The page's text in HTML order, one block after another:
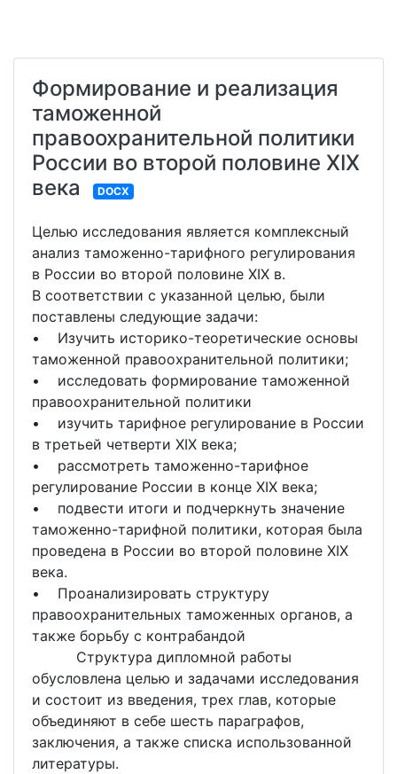
Формирование и реализация
таможенной
правоохранительной политики
России во второй половине XIX
века
DOCX
Целью исследования является комплексный
анализ таможенно-тарифного регулирования
в России во второй половине XIX в.
В соответствии с указанной целью, были
поставлены следующие задачи:
• Изучить историко-теоретические основы
таможенной правоохранительной политики;
• исследовать формирование таможенной
правоохранительной политики
• изучить тарифное регулирование в России
в третьей четверти XIX века;
• рассмотреть таможенно-тарифное
регулирование России в конце XIX века;
• подвести итоги и подчеркнуть значение
таможенно-тарифной политики, которая была
проведена в России во второй половине XIX
века.
• Проанализировать структуру
правоохранительных таможенных органов, а
также борьбу с контрабандой
Структура дипломной работы
обусловлена целью и задачами исследования
и состоит из введения, трех глав, которые
объединяют в себе шесть параграфов,
заключения, а также списка использованной
литературы.